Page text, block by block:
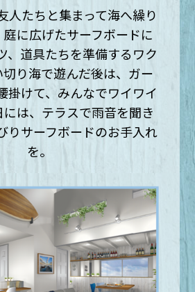
人たちと集まって海へ繰り
庭に広げたサーフボードに
、道具たちを準備するワク
切り海で遊んだ後は、ガー
掛けて、みんなでワイワイ
には、テラスで雨音を聞き
りサーフボードのお手入れ
を。